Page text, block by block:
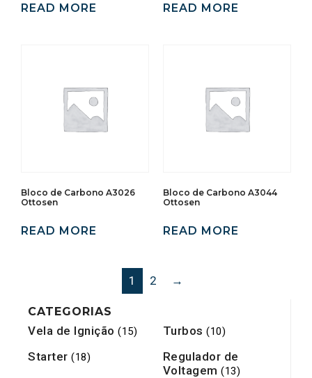
CATEGORIAS
Vela de Ignição (15) Turbos (10)
Starter (18)
Regulador de
Voltagem (13)
READ MORE READ MORE
Bloco de Carbono A3026
Ottosen
READ MORE
Bloco de Carbono A3044
Ottosen
READ MORE
1 2 →